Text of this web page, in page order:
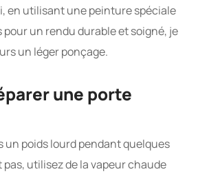
en utilisant une peinture spéciale
pour un rendu durable et soigné, je
un léger ponçage.
une porte
un poids lourd pendant quelques
utilisez de la vapeur chaude